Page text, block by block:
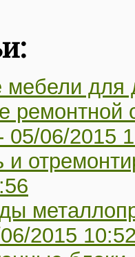
мебели для
05/06/2015
и
2015